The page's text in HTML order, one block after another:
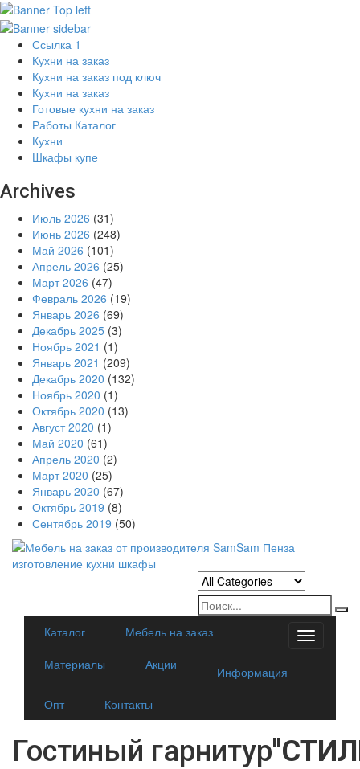
Ссылка 1
Кухни на заказ
Кухни на заказ под ключ
Кухни на заказ
Готовые кухни на заказ
Работы Каталог
Кухни
Шкафы купе
Archives
Июль 2026 (31)
Июнь 2026 (248)
Май 2026 (101)
Апрель 2026 (25)
Март 2026 (47)
Февраль 2026 (19)
Январь 2026 (69)
Декабрь 2025 (3)
Ноябрь 2021 (1)
Январь 2021 (209)
Декабрь 2020 (132)
Ноябрь 2020 (1)
Октябрь 2020 (13)
Август 2020 (1)
Май 2020 (61)
Апрель 2020 (2)
Март 2020 (25)
Январь 2020 (67)
Октябрь 2019 (8)
Сентябрь 2019 (50)
Categories
Каталог
Мебель на заказ
Материалы
Акции
Информация
Опт
Контакты
Гостиный гарнитур